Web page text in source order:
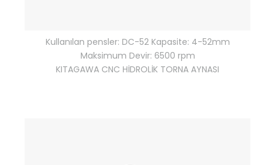
Kullanılan pensler: DC-52 Kapasite: 4-52mm
Maksimum Devir: 6500 rpm
KITAGAWA CNC HİDROLİK TORNA AYNASI